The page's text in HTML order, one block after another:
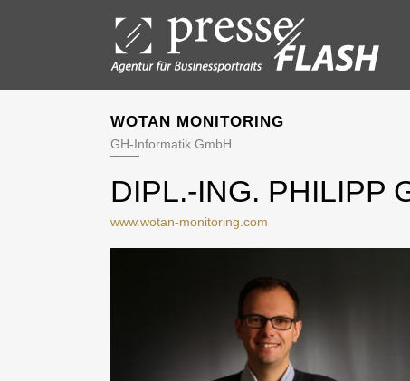
WOTAN MONITORING
GH-Informatik GmbH
DIPL.-ING. PHILIPP
www.wotan-monitoring.com